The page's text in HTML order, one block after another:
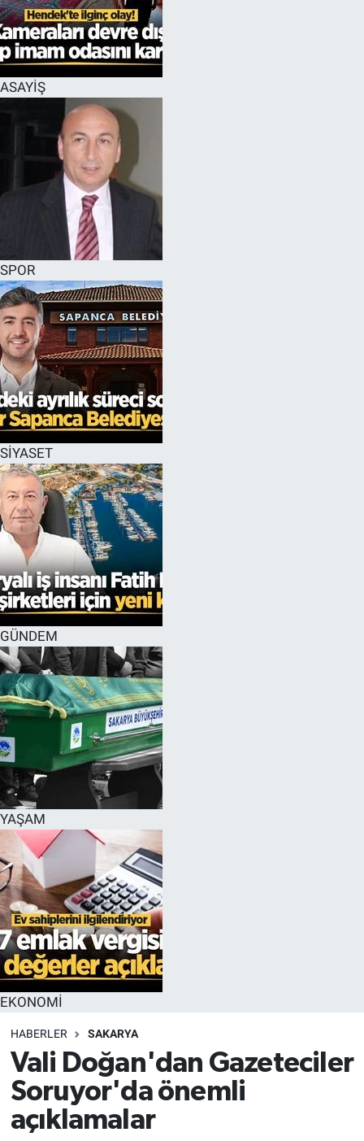
ASAYİŞ
SPOR
SİYASET
GÜNDEM
YAŞAM
EKONOMİ
HABERLER SAKARYA
Vali Doğan'dan Gazeteciler
Soruyor'da önemli
açıklamalar
EĞİTİM
MAGAZİN
ÖZEL HABER
HALK54 PANORAMA